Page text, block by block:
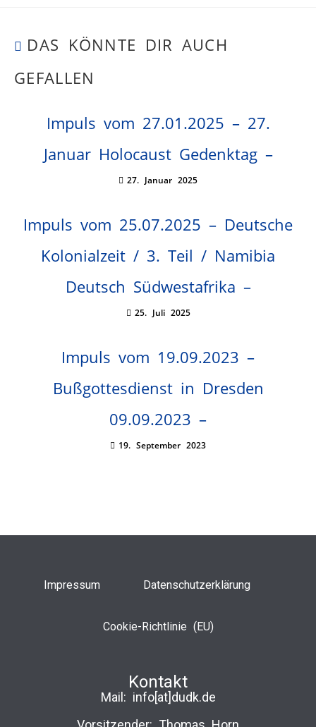
DAS KÖNNTE DIR AUCH
GEFALLEN
Impuls vom 27.01.2025 – 27.
Januar Holocaust Gedenktag –
27. Januar 2025
Impuls vom 25.07.2025 – Deutsche
Kolonialzeit / 3. Teil / Namibia
Deutsch Südwestafrika –
25. Juli 2025
Impuls vom 19.09.2023 –
Bußgottesdienst in Dresden
09.09.2023 –
19. September 2023
Impressum Datenschutzerklärung
Cookie-Richtlinie (EU)
Kontakt
Mail: info[at]dudk.de